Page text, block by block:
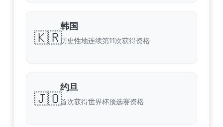
🇰🇷
韩国
历史性地连续第11次获得资格
🇯🇴
约旦
首次获得世界杯预选赛资格